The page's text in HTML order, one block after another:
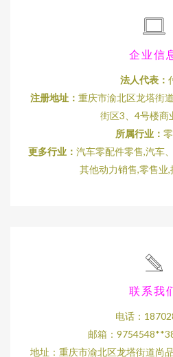
企业信
法人代表：
注册地址： 重庆市渝北区龙塔街
街区3、4号楼商
所属行业：
更多行业： 汽车零配件零售,汽车
其他动力销售,零售业
联系我
电话：
邮箱：9754548**
地址：重庆市渝北区龙塔街道尚